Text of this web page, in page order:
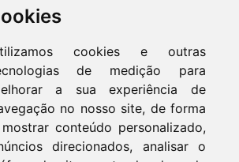
cookies e outras
de medição para
a sua experiência de
no nosso site, de forma
conteúdo personalizado,
direcionados, analisar o